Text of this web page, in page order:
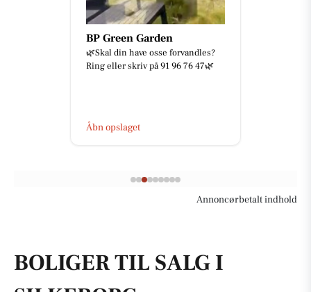
BP Green Garden
🌿Skal din have osse forvandles?
Ring eller skriv på 91 96 76 47🌿
Åbn opslaget
Annoncørbetalt indhold
BOLIGER TIL SALG I